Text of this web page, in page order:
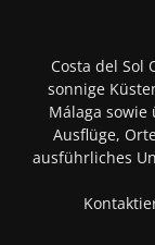
Costa del Sol
sonnige
Málaga sowie
Ausflüge,
ausführliches